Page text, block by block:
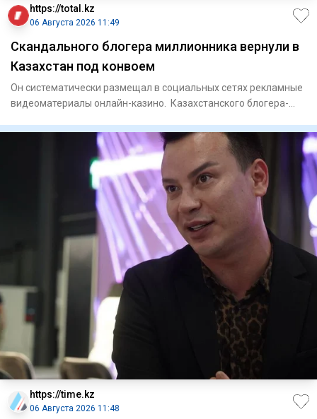
https://total.kz
06 Августа 2026 11:49
Скандального блогера миллионника вернули в
Казахстан под конвоем
Он систематически размещал в социальных сетях рекламные
видеоматериалы онлайн-казино. Казахстанского блогера-
https://time.kz
06 Августа 2026 11:48